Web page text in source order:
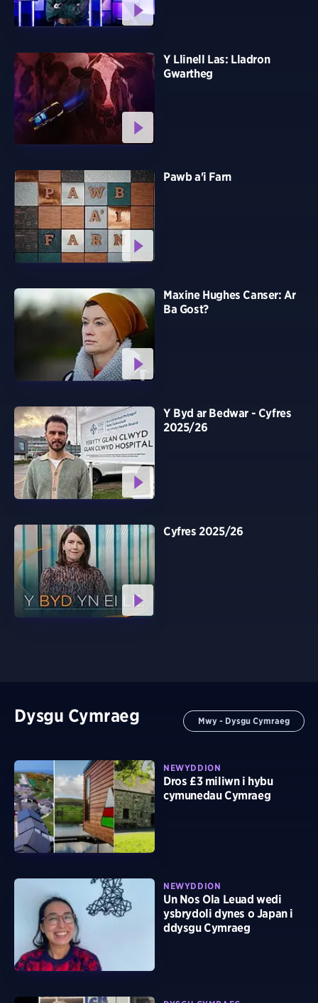
Y Llinell Las: Lladron
Gwartheg
Pawb a'i Farn
Maxine Hughes Canser: Ar
Ba Gost?
Y Byd ar Bedwar - Cyfres
2025/26
Cyfres 2025/26
Dysgu Cymraeg Mwy - Dysgu Cymraeg
NEWYDDION
Dros £3 miliwn i hybu
cymunedau Cymraeg
NEWYDDION
Un Nos Ola Leuad wedi
ysbrydoli dynes o Japan i
ddysgu Cymraeg